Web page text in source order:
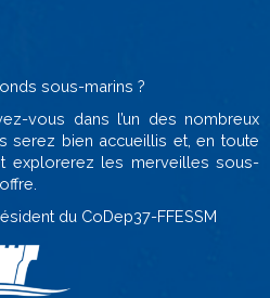
sous-marins ?
vous dans l’un des nombreux
serez bien accueillis et, en toute
explorerez les merveilles sous-
du CoDep37-FFESSM